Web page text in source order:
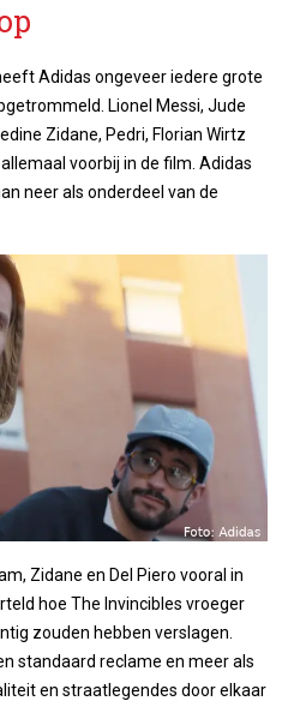
Adidas ongeveer iedere grote
Lionel Messi, Jude
Zidane, Pedri, Florian Wirtz
voorbij in de film. Adidas
neer als onderdeel van de
Zidane en Del Piero vooral in
hoe The Invincibles vroeger
zouden hebben verslagen.
standaard reclame en meer als
en straatlegendes door elkaar